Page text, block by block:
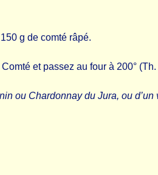
g de comté râpé.
et passez au four à 200°
ou Chardonnay du Jura, ou